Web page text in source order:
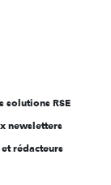
solutions RSE
newsletters
rédacteurs